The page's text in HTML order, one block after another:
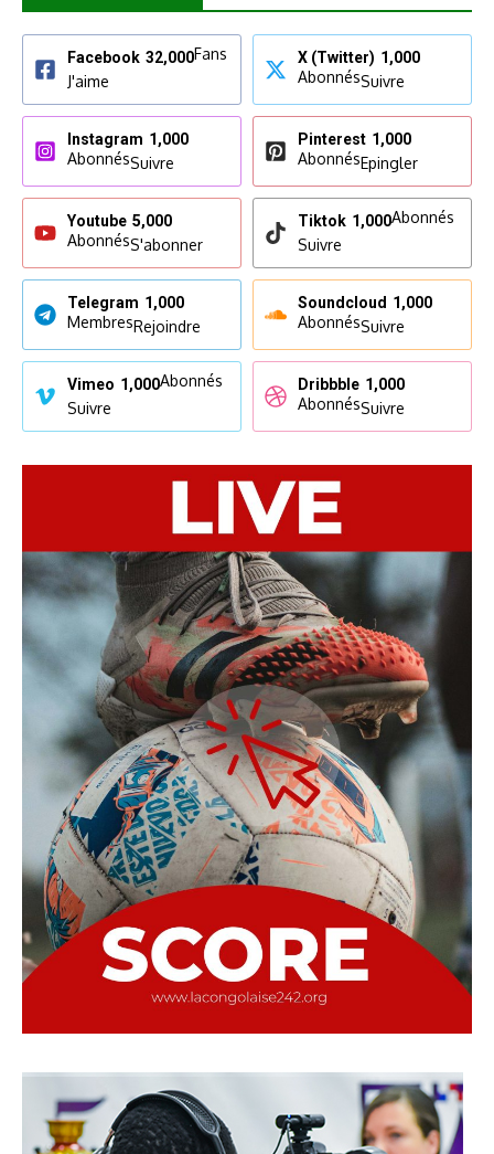
Facebook 32,000Fans
J'aime
X (Twitter) 1,000
AbonnésSuivre
Instagram 1,000
AbonnésSuivre
Pinterest 1,000
AbonnésEpingler
Youtube 5,000
AbonnésS'abonner
Tiktok 1,000Abonnés
Suivre
Telegram 1,000
MembresRejoindre
Soundcloud 1,000
AbonnésSuivre
Vimeo 1,000Abonnés
Suivre
Dribbble 1,000
AbonnésSuivre